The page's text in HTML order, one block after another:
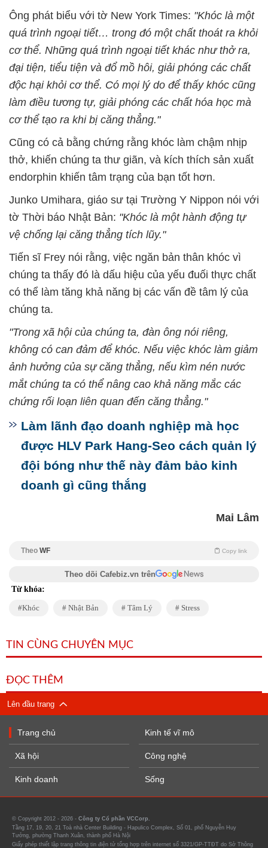
Ông phát biểu với tờ New York Times: "Khóc là một
quá trình ngoại tiết… trong đó một chất thoát ra khỏi
cơ thể. Những quá trình ngoại tiết khác như thở ra,
đại tiện, tiểu tiện và đổ mồ hôi, giải phóng các chất
độc hại khỏi cơ thể. Có mọi lý do để thấy khóc cũng
làm điều tương tự, giải phóng các chất hóa học mà
cơ thể tạo ra khi bị căng thẳng."
Cũng có cả bằng chứng rằng khóc làm chậm nhịp
thở, khiến chúng ta thư giãn, và kích thích sản xuất
endorphin khiến tâm trạng của bạn tốt hơn.
Junko Umihara, giáo sư tại Trường Y Nippon nói với
tờ Thời báo Nhật Bản: "Khóc là một hành động tự
vệ chống lại căng thẳng tích lũy."
Tiến sĩ Frey nói rằng, việc ngăn bản thân khóc vì
chúng ta thấy đó là dấu hiệu của yếu đuối thực chất
có thể làm tăng khả năng bị các vấn đề tâm lý của
chúng ta.
"Trong xã hội của chúng ta, đàn ông nói riêng,
không có can đảm để khóc. Nếu việc khóc làm giảm
ảnh hưởng của sự căng thẳng, nếu kìm nén nước
mắt chúng ta có thể nâng cao khả năng mắc các
chứng rối loạn liên quan đến căng thẳng."
Làm lãnh đạo doanh nghiệp mà học
được HLV Park Hang-Seo cách quản lý
đội bóng như thế này đảm bảo kinh
doanh gì cũng thắng
Mai Lâm
Theo WF Copy link
Theo dõi Cafebiz.vn trên
Từ khóa:
Khóc Nhật Bản Tâm Lý Stress
TIN CÙNG CHUYÊN MỤC
ĐỌC THÊM
Lên đầu trang
Trang chủ
Xã hội
Kinh doanh
Kinh tế vĩ mô
Công nghệ
Sống
© Copyright 2012 - 2026 - Công ty Cổ phần VCCorp.
Tầng 17, 19, 20, 21 Toà nhà Center Building - Hapulico Complex, Số 01, phố Nguyễn Huy
Tưởng, phường Thanh Xuân, thành phố Hà Nội
Giấy phép thiết lập trang thông tin điện tử tổng hợp trên internet số 3321/GP-TTĐT do Sở Thông